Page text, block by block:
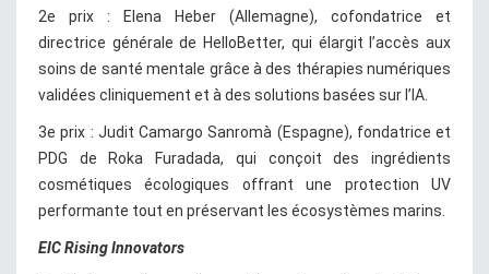
2e prix : Elena Heber (Allemagne), cofondatrice et
directrice générale de HelloBetter, qui élargit l’accès aux
soins de santé mentale grâce à des thérapies numériques
validées cliniquement et à des solutions basées sur l’IA.
3e prix : Judit Camargo Sanromà (Espagne), fondatrice et
PDG de Roka Furadada, qui conçoit des ingrédients
cosmétiques écologiques offrant une protection UV
performante tout en préservant les écosystèmes marins.
EIC Rising Innovators